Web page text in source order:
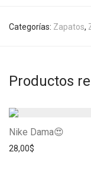
Categorías: Zapatos,
Productos
Nike Dama😍
28,00$